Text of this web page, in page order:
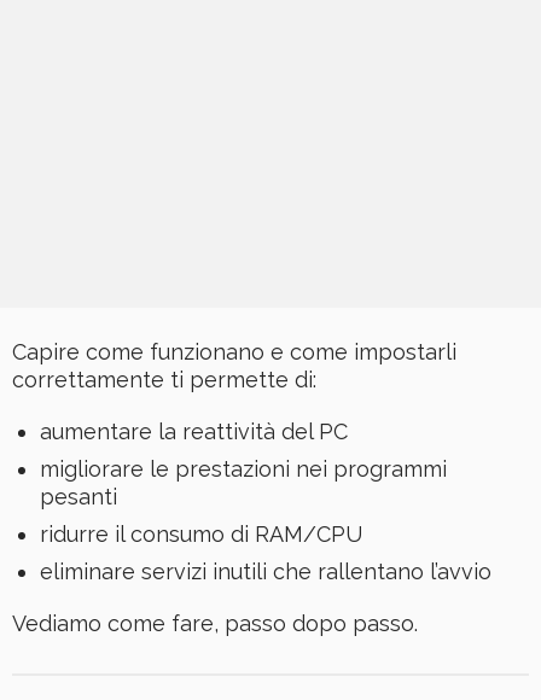
Capire come funzionano e come impostarli
correttamente ti permette di:
aumentare la reattività del PC
migliorare le prestazioni nei programmi
pesanti
ridurre il consumo di RAM/CPU
eliminare servizi inutili che rallentano l’avvio
Vediamo come fare, passo dopo passo.